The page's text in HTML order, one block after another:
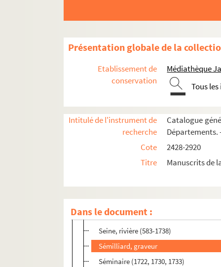
Présentation globale de la
Etablissement de
conservation
Médiathèque
Tous
Intitulé de l'instrument de
recherche
Catalogue
Départements.
Cote
2428-2920
Titre
Manuscrits de
Dans le document :
Relongue de La Louptière (Charles de)
Remèdes
Ropitel (Jean)
Rousselet (Claude)
Salubrité publique (Comité de)
Sartiau de Mouchau : théâtre de Troyes
Sécheresses (1025-1669)
Seine, rivière (583-1738)
Sémilliard, graveur
Séminaire (1722, 1730, 1733)